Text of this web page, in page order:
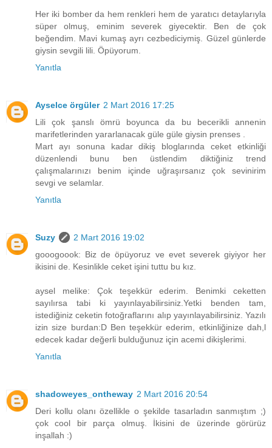
Her iki bomber da hem renkleri hem de yaratıcı detaylarıyla
süper olmuş, eminim severek giyecektir. Ben de çok
beğendim. Mavi kumaş ayrı cezbediciymiş. Güzel günlerde
giysin sevgili lili. Öpüyorum.
Yanıtla
Ayselce örgüler 2 Mart 2016 17:25
Lili çok şanslı ömrü boyunca da bu becerikli annenin
marifetlerinden yararlanacak güle güle giysin prenses .
Mart ayı sonuna kadar dikiş bloglarında ceket etkinliği
düzenlendi bunu ben üstlendim diktiğiniz trend
çalışmalarınızı benim içinde uğraşırsanız çok sevinirim
sevgi ve selamlar.
Yanıtla
Suzy
2 Mart 2016 19:02
gooogoook: Biz de öpüyoruz ve evet severek giyiyor her
ikisini de. Kesinlikle ceket işini tuttu bu kız.
aysel melike: Çok teşekkür ederim. Benimki ceketten
sayılırsa tabi ki yayınlayabilirsiniz.Yetki benden tam,
istediğiniz ceketin fotoğraflarını alıp yayınlayabilirsiniz. Yazılı
izin size burdan:D Ben teşekkür ederim, etkinliğinize dah,l
edecek kadar değerli bulduğunuz için acemi dikişlerimi.
Yanıtla
shadoweyes_ontheway 2 Mart 2016 20:54
Deri kollu olanı özellikle o şekilde tasarladın sanmıştım ;)
çok cool bir parça olmuş. İkisini de üzerinde görürüz
inşallah :)